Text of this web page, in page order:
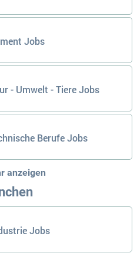
Jobs
- Umwelt - Tiere Jobs
Berufe Jobs
anzeigen
Jobs